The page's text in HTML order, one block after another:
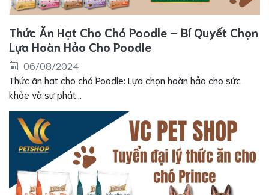
Thức Ăn Hạt Cho Chó Poodle – Bí Quyết Chọn
Lựa Hoàn Hảo Cho Poodle
06/08/2024
Thức ăn hạt cho chó Poodle: Lựa chọn hoàn hảo cho sức
khỏe và sự phát...